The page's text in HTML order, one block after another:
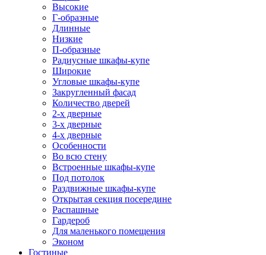
Высокие
Г-образные
Длинные
Низкие
П-образные
Радиусные шкафы-купе
Широкие
Угловые шкафы-купе
Закругленный фасад
Количество дверей
2-х дверные
3-х дверные
4-х дверные
Особенности
Во всю стену
Встроенные шкафы-купе
Под потолок
Раздвижные шкафы-купе
Открытая секция посередине
Распашные
Гардероб
Для маленького помещения
Эконом
Гостиные